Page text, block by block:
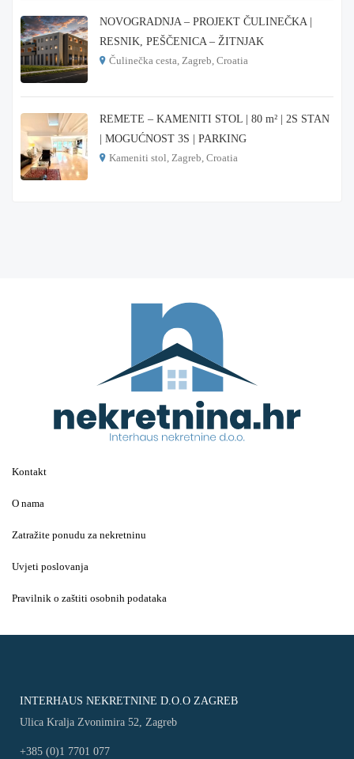
NOVOGRADNJA – PROJEKT ČULINEČKA |
RESNIK, PEŠČENICA – ŽITNJAK
Čulinečka cesta, Zagreb, Croatia
REMETE – KAMENITI STOL | 80 m² | 2S STAN
| MOGUĆNOST 3S | PARKING
Kameniti stol, Zagreb, Croatia
Kontakt
O nama
Zatražite ponudu za nekretninu
Uvjeti poslovanja
Pravilnik o zaštiti osobnih podataka
INTERHAUS NEKRETNINE D.O.O ZAGREB
Ulica Kralja Zvonimira 52, Zagreb
+385 (0)1 7701 077